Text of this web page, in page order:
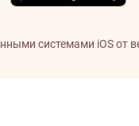
системами iOS от